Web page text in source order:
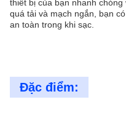
thiết bị của bạn nhanh
quá tải và mạch ngắn, bạn
an toàn trong khi sạc.
Đặc điểm: